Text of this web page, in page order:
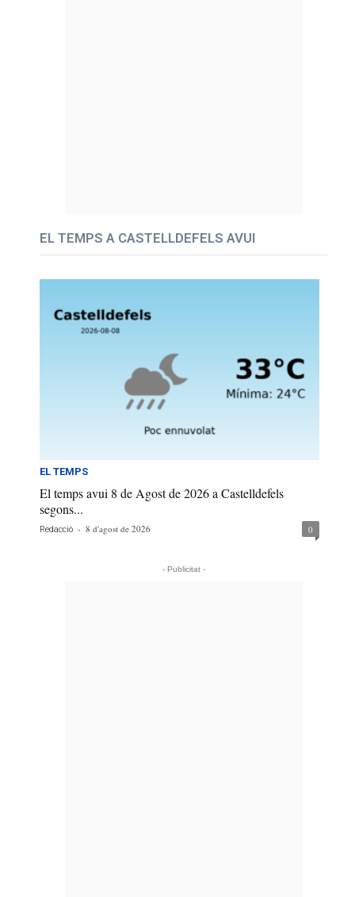
EL TEMPS A CASTELLDEFELS AVUI
EL TEMPS
El temps avui 8 de Agost de 2026 a Castelldefels
segons...
Redacció - 8 d'agost de 2026 0
- Publicitat -